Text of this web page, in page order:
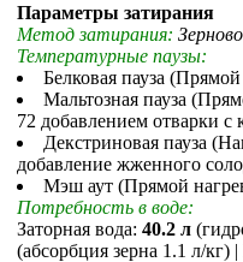
Параметры затирания
Метод затирания:
Температурные паузы:
Белковая пауза
Мальтозная пауза
72 добавлением отварки
Декстриновая пауза
добавление жженного
Мэш аут (Прямой
Потребность в воде:
Заторная вода: 40.2 л
(абсорбция зерна 1.1 л/кг)